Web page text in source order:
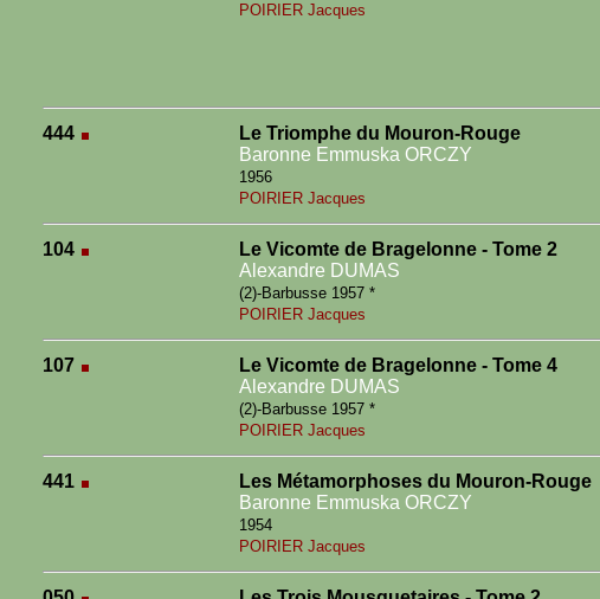
POIRIER Jacques
444
Le Triomphe du Mouron-Rouge
Baronne Emmuska ORCZY
1956
POIRIER Jacques
104
Le Vicomte de Bragelonne - Tome 2
Alexandre DUMAS
(2)-Barbusse 1957 *
POIRIER Jacques
107
Le Vicomte de Bragelonne - Tome 4
Alexandre DUMAS
(2)-Barbusse 1957 *
POIRIER Jacques
441
Les Métamorphoses du Mouron-Rouge
Baronne Emmuska ORCZY
1954
POIRIER Jacques